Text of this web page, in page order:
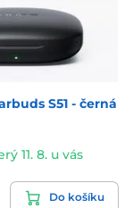
S51 - černá
11. 8. u vás
Do košíku